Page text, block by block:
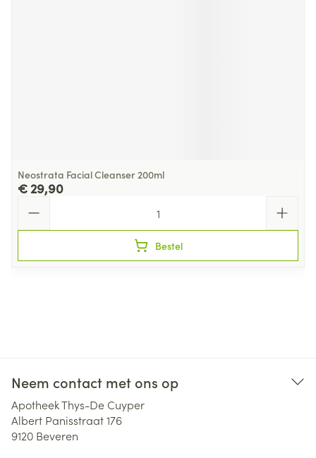
Neostrata Facial Cleanser 200ml
€ 29,90
Bestel
Neem contact met ons op
Apotheek Thys-De Cuyper
Albert Panisstraat 176
9120 Beveren